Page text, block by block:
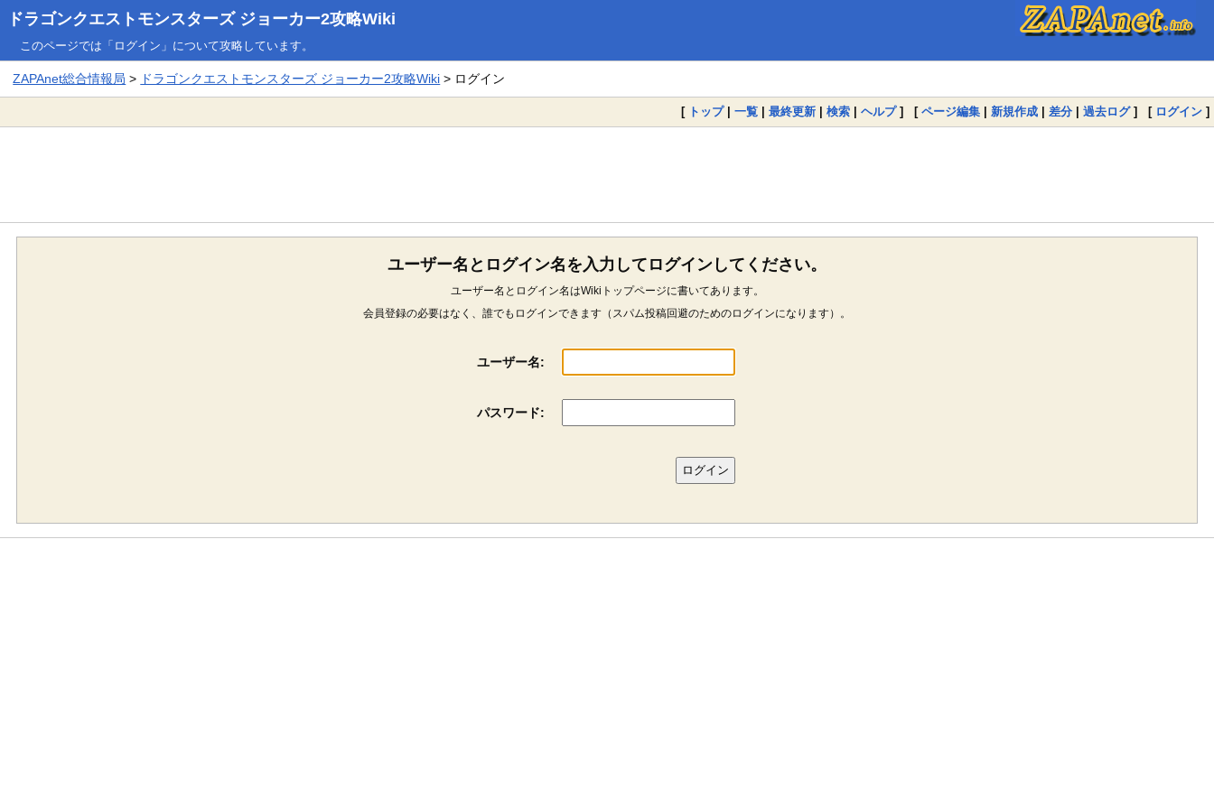
ドラゴンクエストモンスターズ ジョーカー2攻略Wiki
このページでは「ログイン」について攻略しています。
ZAPAnet総合情報局 > ドラゴンクエストモンスターズ ジョーカー2攻略Wiki > ログイン
[ トップ| 一覧 | 最終更新 | 検索 | ヘルプ] [ ページ編集 | 新規作成 | 差分 | 過去ログ] [ ログイン ]
ユーザー名とログイン名を入力してログインしてください。
ユーザー名とログイン名はWikiトップページに書いてあります。
会員登録の必要はなく、誰でもログインできます（スパム投稿回避のためのログインになります）。
ユーザー名:
パスワード: